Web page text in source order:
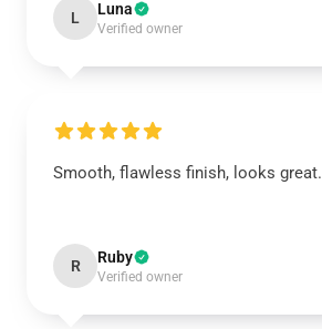
L Luna
Verified owner
Smooth, flawless finish, looks great.
R Ruby
Verified owner